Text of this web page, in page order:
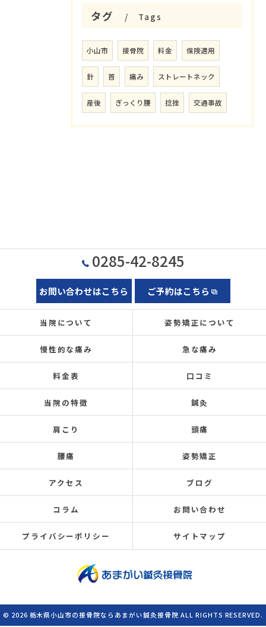
タグ Tags
小山市 接骨院 料金 保険適用
針 首 痛み ストレートネック
産後 ぎっくり腰 捻挫 交通事故
0285-42-8245
お問い合わせはこちら ご予約はこちら
当院について 姿勢矯正について
慢性的な痛み 急な痛み
料金表 口コミ
当院の特徴 鍼灸
肩こり 頭痛
腰痛 姿勢矯正
アクセス ブログ
コラム お問い合わせ
プライバシーポリシー サイトマップ
© 2026 栃木県小山市の接骨院ならあまがい鍼灸接骨院 ALL RIGHTS RESERVED.